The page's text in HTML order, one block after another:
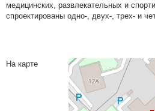
медицинских, развлекательных и
спроектированы одно-, двух-, трех- и
На карте